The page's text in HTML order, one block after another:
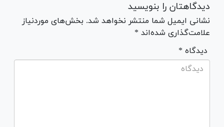
دیدگاهتان را بنویسید
نشانی ایمیل شما منتشر نخواهد شد. بخش‌های موردنیاز
علامت‌گذاری شده‌اند *
* دیدگاه